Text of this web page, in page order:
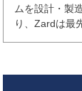
ムを設計・製
り、Zardは最